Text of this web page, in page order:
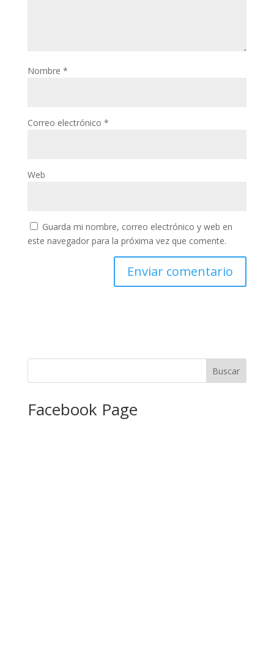
Nombre *
Correo electrónico *
Web
Guarda mi nombre, correo electrónico y web en
este navegador para la próxima vez que comente.
Facebook Page